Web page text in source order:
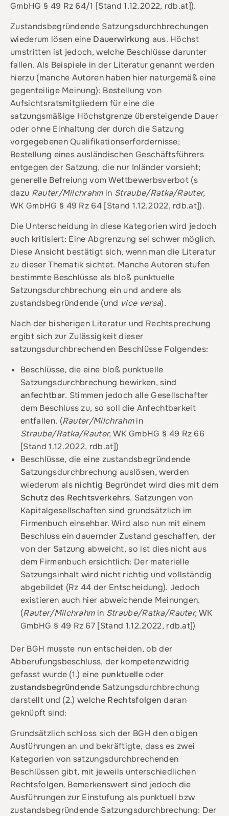
GmbHG § 49 Rz 64/1 [Stand 1.12.2022, rdb.at]).
Zustandsbegründende Satzungsdurchbrechungen
wiederum lösen eine Dauerwirkung aus. Höchst
umstritten ist jedoch, welche Beschlüsse darunter
fallen. Als Beispiele in der Literatur genannt werden
hierzu (manche Autoren haben hier naturgemäß eine
gegenteilige Meinung): Bestellung von
Aufsichtsratsmitgliedern für eine die
satzungsmäßige Höchstgrenze übersteigende Dauer
oder ohne Einhaltung der durch die Satzung
vorgegebenen Qualifikationserfordernisse;
Bestellung eines ausländischen Geschäftsführers
entgegen der Satzung, die nur Inländer vorsieht;
generelle Befreiung vom Wettbewerbsverbot (s
dazu Rauter/Milchrahmin Straube/Ratka/Rauter,
WK GmbHG § 49 Rz 64 [Stand 1.12.2022, rdb.at]).
Die Unterscheidung in diese Kategorien wird jedoch
auch kritisiert: Eine Abgrenzung sei schwer möglich.
Diese Ansicht bestätigt sich, wenn man die Literatur
zu dieser Thematik sichtet. Manche Autoren stufen
bestimmte Beschlüsse als bloß punktuelle
Satzungsdurchbrechung ein und andere als
zustandsbegründende (und vice versa).
Nach der bisherigen Literatur und Rechtsprechung
ergibt sich zur Zulässigkeit dieser
satzungsdurchbrechenden Beschlüsse Folgendes:
Beschlüsse, die eine bloß punktuelle
Satzungsdurchbrechung bewirken, sind
anfechtbar. Stimmen jedoch alle Gesellschafter
dem Beschluss zu, so soll die Anfechtbarkeit
entfallen. (Rauter/Milchrahmin
Straube/Ratka/Rauter,WK GmbHG § 49 Rz 66
[Stand 1.12.2022, rdb.at])
Beschlüsse, die eine zustandsbegründende
Satzungsdurchbrechung auslösen, werden
wiederum als nichtig Begründet wird dies mit dem
Schutz des Rechtsverkehrs. Satzungen von
Kapitalgesellschaften sind grundsätzlich im
Firmenbuch einsehbar. Wird also nun mit einem
Beschluss ein dauernder Zustand geschaffen, der
von der Satzung abweicht, so ist dies nicht aus
dem Firmenbuch ersichtlich: Der materielle
Satzungsinhalt wird nicht richtig und vollständig
abgebildet (Rz 44 der Entscheidung). Jedoch
existieren auch hier abweichende Meinungen.
(Rauter/Milchrahmin Straube/Ratka/Rauter,WK
GmbHG § 49 Rz 67 [Stand 1.12.2022, rdb.at])
Der BGH musste nun entscheiden, ob der
Abberufungsbeschluss, der kompetenzwidrig
gefasst wurde (1.) eine punktuelleoder
zustandsbegründende Satzungsdurchbrechung
darstellt und (2.) welche Rechtsfolgen daran
geknüpft sind:
Grundsätzlich schloss sich der BGH den obigen
Ausführungen an und bekräftigte, dass es zwei
Kategorien von satzungsdurchbrechenden
Beschlüssen gibt, mit jeweils unterschiedlichen
Rechtsfolgen. Bemerkenswert sind jedoch die
Ausführungen zur Einstufung als punktuell bzw
zustandsbegründende Satzungsdurchbrechung: Der